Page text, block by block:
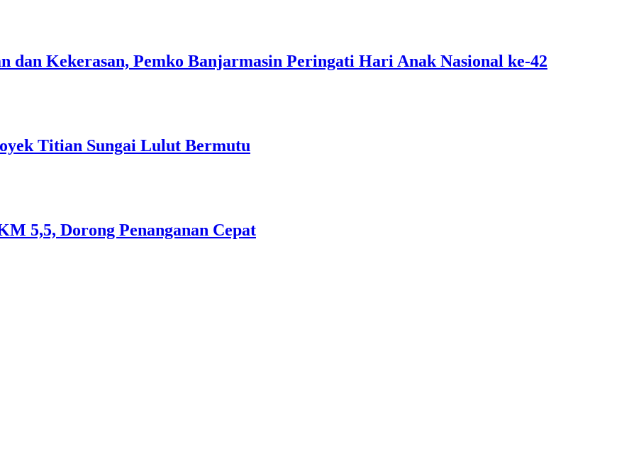
Kekerasan, Pemko Banjarmasin Peringati Hari Anak Nasional ke-42
Titian Sungai Lulut Bermutu
5,5, Dorong Penanganan Cepat